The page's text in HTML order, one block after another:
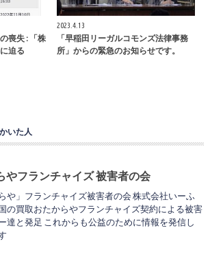
喪失 : 「株
迫る
2023.4.13
「早稲田リーガルコモンズ法律事務
所」からの緊急のお知らせです。
いた人
やフランチャイズ 被害者の会
や」フランチャイズ被害者の会 株式会社いーふ
の買取おたからやフランチャイズ契約による被害
達と発足 これからも公益のために情報を発信し